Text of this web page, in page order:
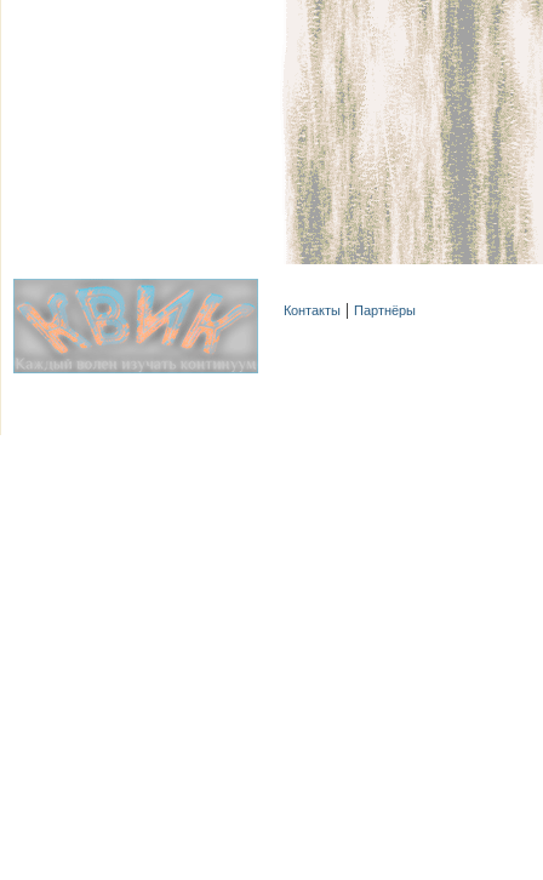
Контакты Партнёры